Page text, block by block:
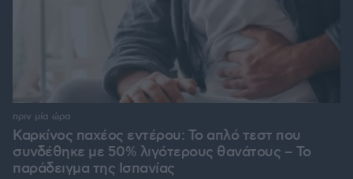
Καρκίνος παχέος εντέρου: Το απλό τεστ που
συνδέθηκε με 50% λιγότερους θανάτους – Το
παράδειγμα της Ισπανίας
πριν μία ώρα